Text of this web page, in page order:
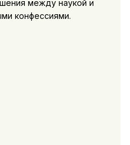
между наукой и
конфессиями.